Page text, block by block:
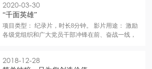
事呈现出来，在短视频市场更具传播性。
2020-03-30
“千面英雄”
项目类型： 纪录片，时长8分钟。 影片用途： 激励
各级党组织和广大党员干部冲锋在前、奋战一线，
一心，战胜疫情。
2018-12-28